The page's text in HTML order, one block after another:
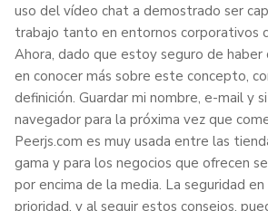
uso del vídeo chat a demostrado ser
trabajo tanto en entornos corporativos
Ahora, dado que estoy seguro de
en conocer más sobre este concepto,
definición. Guardar mi nombre, e-mail y
navegador para la próxima vez que
Peerjs.com es muy usada entre las
gama y para los negocios que ofrecen
por encima de la media. La seguridad en
prioridad, y al seguir estos consejos,